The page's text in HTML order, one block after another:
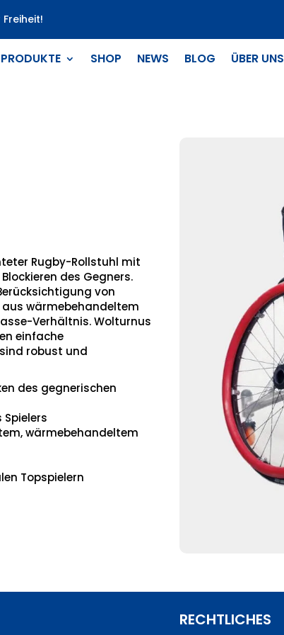
PRODUKTE SHOP NEWS BLOG ÜBER UNS
Rugby-Rollstuhl mit
des Gegners.
von
aus wärmebehandeltem
Verhältnis. Wolturnus
einfache
robust und
des gegnerischen
wärmebehandeltem
Topspielern
RECHTLICHES